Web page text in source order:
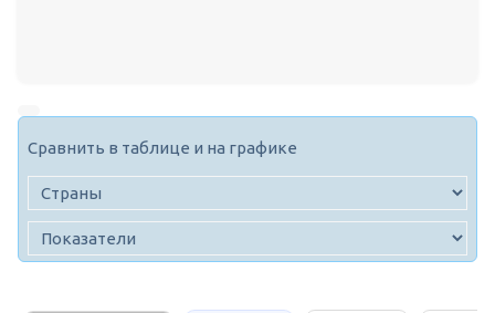
Сравнить в таблице и на графике